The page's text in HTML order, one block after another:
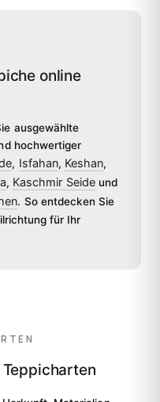
online
ausgewählte
hochwertiger
, Isfahan, Keshan,
, Kaschmir Seideund
. So entdecken Sie
für Ihr